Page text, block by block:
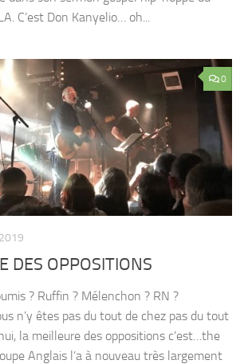
C’est Don Kanyelio… oh...
0
DES OPPOSITIONS
? Ruffin ? Mélenchon ? RN ?
n’y êtes pas du tout de chez pas du tout
la meilleure des oppositions c’est…the
Anglais l’a à nouveau très largement